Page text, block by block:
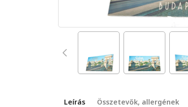
Leírás Összetevők, allergének